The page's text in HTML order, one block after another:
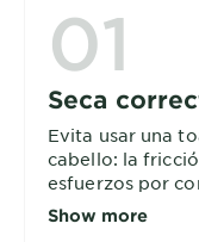
01
Seca
Evita usar una
cabello: la
esfuerzos por
opciones el
un difusor.
Show more